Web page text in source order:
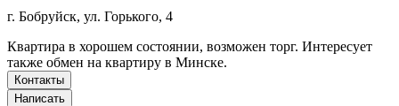
г. Бобруйск, ул. Горького, 4
Квартира в хорошем состоянии, возможен торг. Интересует
также обмен на квартиру в Минске.
Контакты
Написать